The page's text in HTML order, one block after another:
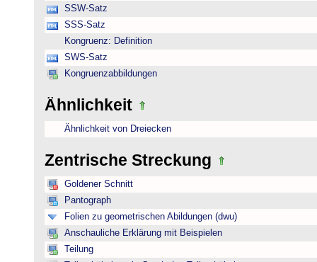
SSW-Satz
SSS-Satz
Kongruenz: Definition
SWS-Satz
Kongruenzabbildungen
Ähnlichkeit
Ähnlichkeit von Dreiecken
Zentrische Streckung
Goldener Schnitt
Pantograph
Folien zu geometrischen Abildungen (dwu)
Anschauliche Erklärung mit Beispielen
Teilung